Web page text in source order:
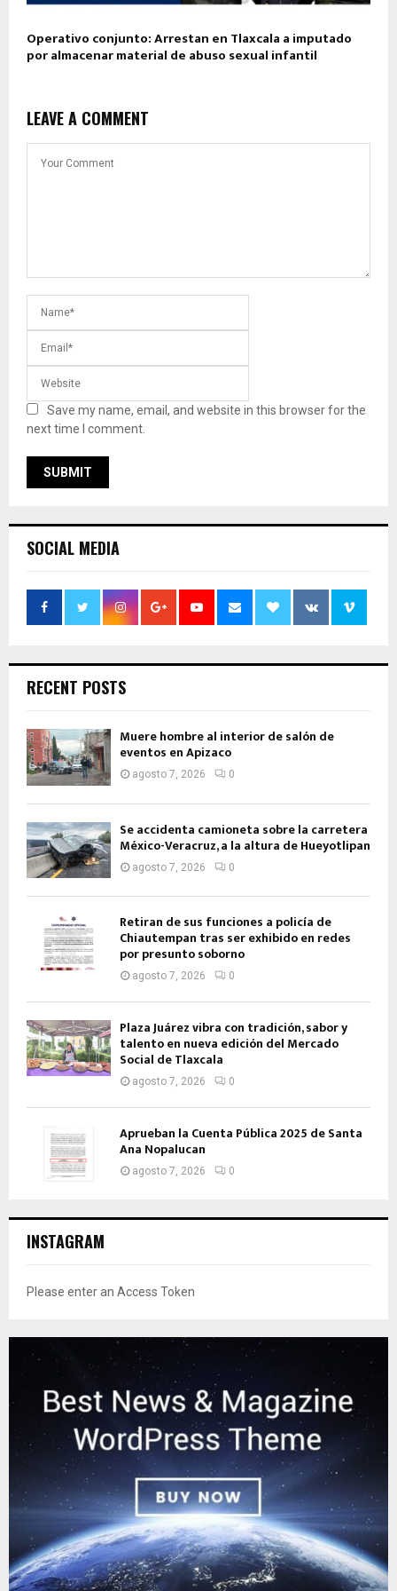
Operativo conjunto: Arrestan en Tlaxcala a imputado
por almacenar material de abuso sexual infantil
LEAVE A COMMENT
Save my name, email, and website in this browser for the
next time I comment.
SOCIAL MEDIA
RECENT POSTS
Muere hombre al interior de salón de
eventos en Apizaco
agosto 7, 2026 0
Se accidenta camioneta sobre la carretera
México-Veracruz, a la altura de Hueyotlipan
agosto 7, 2026 0
Retiran de sus funciones a policía de
Chiautempan tras ser exhibido en redes
por presunto soborno
agosto 7, 2026 0
Plaza Juárez vibra con tradición, sabor y
talento en nueva edición del Mercado
Social de Tlaxcala
agosto 7, 2026 0
Aprueban la Cuenta Pública 2025 de Santa
Ana Nopalucan
agosto 7, 2026 0
INSTAGRAM
Please enter an Access Token